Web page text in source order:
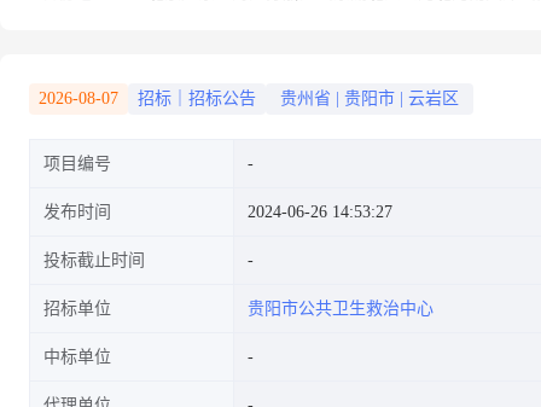
2026-08-07 招标｜招标公告 贵州省 贵阳市 云岩区
项目编号
发布时间 2024-06-26 14:53:27
投标截止时间
招标单位 贵阳市公共卫生救治中心
中标单位